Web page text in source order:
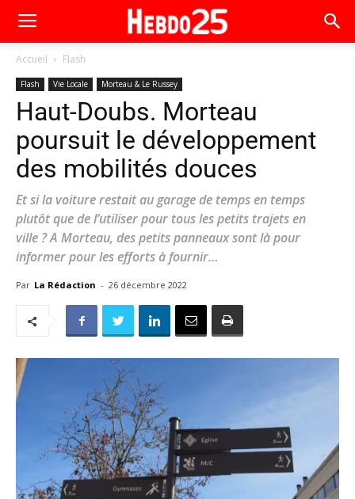
Accueil Flash
Flash Vie Locale Morteau & Le Russey
Haut-Doubs. Morteau
poursuit le développement
des mobilités douces
Et si la voiture restait au garage de temps en temps
plutôt que de l’utiliser pour tous les petits trajets en
ville ? A Morteau, des petits panneaux sont là pour
informer pour les efforts à fournir…
Par La Rédaction - 26 décembre 2022